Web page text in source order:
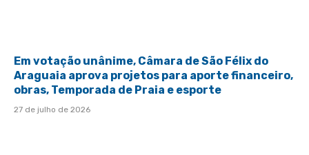
Em votação unânime, Câmara de São Félix do
Araguaia aprova projetos para aporte financeiro,
obras, Temporada de Praia e esporte
27 de julho de 2026